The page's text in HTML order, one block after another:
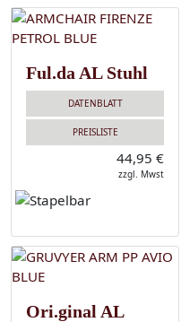
Ful.da AL Stuhl
DATENBLATT
PREISLISTE
44,95 €
zzgl. Mwst
Ori.ginal AL